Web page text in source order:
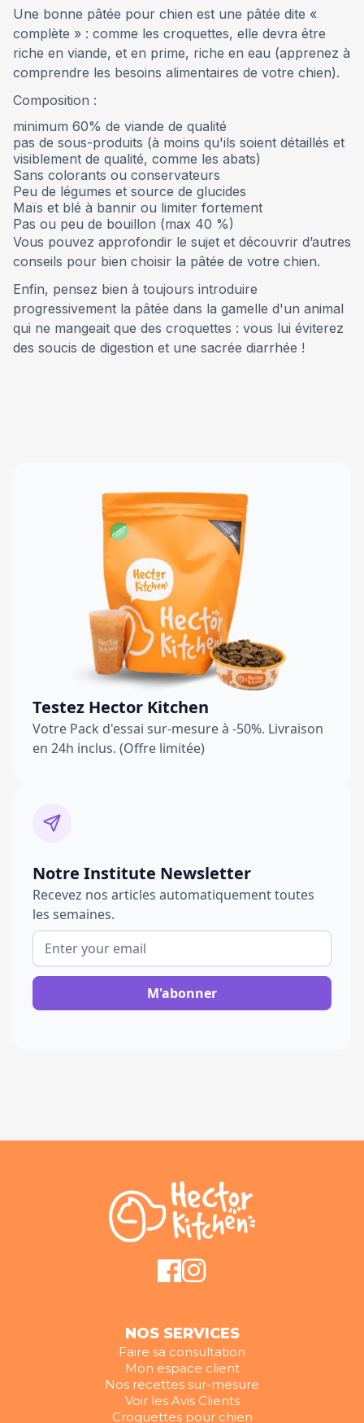
Une bonne pâtée pour chien est une pâtée dite «
complète » : comme les croquettes, elle devra être
riche en viande, et en prime, riche en eau (apprenez à
comprendre les besoins alimentaires de votre chien).
Composition :
minimum 60% de viande de qualité
pas de sous-produits (à moins qu'ils soient détaillés et
visiblement de qualité, comme les abats)
Sans colorants ou conservateurs
Peu de légumes et source de glucides
Maïs et blé à bannir ou limiter fortement
Pas ou peu de bouillon (max 40 %)
Vous pouvez approfondir le sujet et découvrir d’autres
conseils pour bien choisir la pâtée de votre chien.
Enfin, pensez bien à toujours introduire
progressivement la pâtée dans la gamelle d'un animal
qui ne mangeait que des croquettes : vous lui éviterez
des soucis de digestion et une sacrée diarrhée !
Testez Hector Kitchen
Votre Pack d'essai sur-mesure à -50%. Livraison
en 24h inclus. (Offre limitée)
Notre Institute Newsletter
Recevez nos articles automatiquement toutes
les semaines.
NOS SERVICES
Faire sa consultation
Mon espace client
Nos recettes sur-mesure
Voir les Avis Clients
Croquettes pour chien